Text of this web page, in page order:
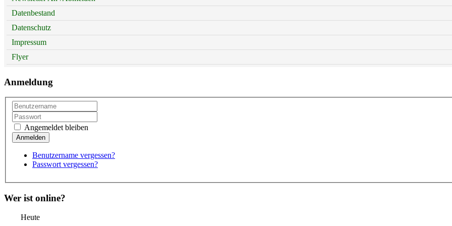
Datenbestand
Datenschutz
Impressum
Flyer
Anmeldung
Angemeldet bleiben
Benutzername vergessen?
Passwort vergessen?
Wer ist online?
Heute